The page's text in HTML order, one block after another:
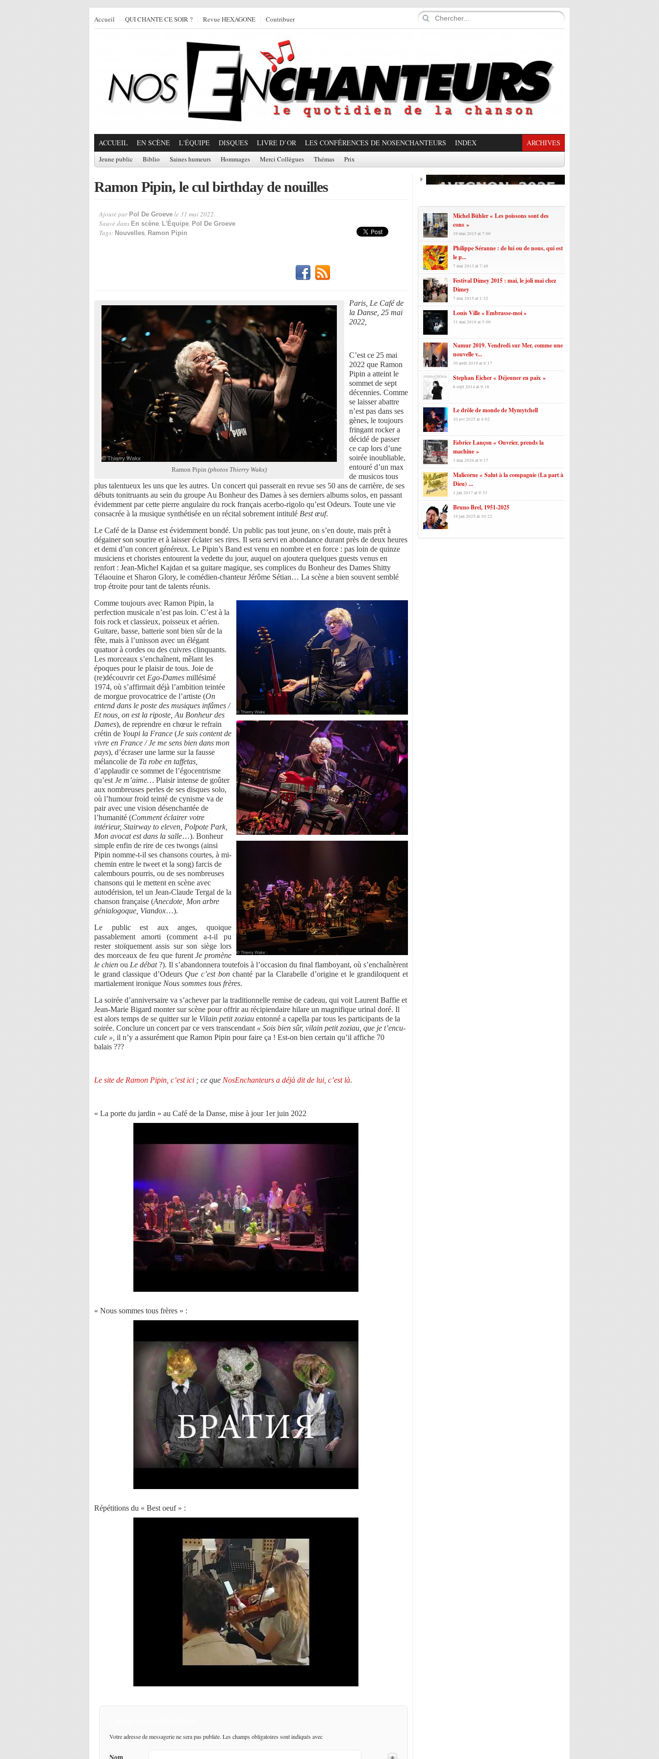
Accueil QUI CHANTE CE SOIR ? Revue HEXAGONE Contribuer
ACCUEIL EN SCÈNE L'ÉQUIPE DISQUES LIVRE D’OR LES CONFÉRENCES DE NOSENCHANTEURS INDEX ARCHIVES
Jeune public Biblio Saines humeurs Hommages Merci Collègues Thémas Prix
Ramon Pipin, le cul birthday de nouilles
Ajouté par Pol De Groeve le 31 mai 2022.
Sauvé dans En scène, L'Équipe, Pol De Groeve
Tags: Nouvelles, Ramon Pipin
Ramon Pipin (photos Thierry Wakx)
Paris, Le Café de
la Danse, 25 mai
2022,
C’est ce 25 mai
2022 que Ramon
Pipin a atteint le
sommet de sept
décennies. Comme
se laisser abattre
n’est pas dans ses
gènes, le toujours
fringant rocker a
décidé de passer
ce cap lors d’une
soirée inoubliable,
entouré d’un max
de musicos tous
plus talentueux les uns que les autres. Un concert qui passerait en revue ses 50 ans de carrière, de ses
débuts tonitruants au sein du groupe Au Bonheur des Dames à ses derniers albums solos, en passant
évidemment par cette pierre angulaire du rock français acerbo-rigolo qu’est Odeurs. Toute une vie
consacrée à la musique synthétisée en un récital sobrement intitulé Best œuf.
Le Café de la Danse est évidemment bondé. Un public pas tout jeune, on s’en doute, mais prêt à
dégainer son sourire et à laisser éclater ses rires. Il sera servi en abondance durant près de deux heures
et demi d’un concert généreux. Le Pipin’s Band est venu en nombre et en force : pas loin de quinze
musiciens et choristes entourent la vedette du jour, auquel on ajoutera quelques guests venus en
renfort : Jean-Michel Kajdan et sa guitare magique, ses complices du Bonheur des Dames Shitty
Télaouine et Sharon Glory, le comédien-chanteur Jérôme Sétian… La scène a bien souvent semblé
trop étroite pour tant de talents réunis.
Comme toujours avec Ramon Pipin, la
perfection musicale n’est pas loin. C’est à la
fois rock et classieux, poisseux et aérien.
Guitare, basse, batterie sont bien sûr de la
fête, mais à l’unisson avec un élégant
quatuor à cordes ou des cuivres clinquants.
Les morceaux s’enchaînent, mêlant les
époques pour le plaisir de tous. Joie de
(re)découvrir cet Ego-Dames millésimé
1974, où s’affirmait déjà l’ambition teintée
de morgue provocatrice de l’artiste (On
entend dans le poste des musiques infâmes /
Et nous, on est la riposte, Au Bonheur des
Dames), de reprendre en chœur le refrain
crétin de Youpi la France (Je suis content de
vivre en France / Je me sens bien dans mon
pays), d’écraser une larme sur la fausse
mélancolie de Ta robe en taffetas,
d’applaudir ce sommet de l’égocentrisme
qu’est Je m’aime… Plaisir intense de goûter
aux nombreuses perles de ses disques solo,
où l’humour froid teinté de cynisme va de
pair avec une vision désenchantée de
l’humanité (Comment éclairer votre
intérieur, Stairway to eleven, Polpote Park,
Mon avocat est dans la salle…). Bonheur
simple enfin de rire de ces twongs (ainsi
Pipin nomme-t-il ses chansons courtes, à mi-
chemin entre le tweet et la song) farcis de
calembours pourris, ou de ses nombreuses
chansons qui le mettent en scène avec
autodérision, tel un Jean-Claude Tergal de la
chanson française (Anecdote, Mon arbre
génialogoque, Viandox…).
Le public est aux anges, quoique
passablement amorti (comment a-t-il pu
rester stoïquement assis sur son siège lors
des morceaux de feu que furentJe promène
le chien ou Le débat?). Il s’abandonnera toutefois à l’occasion du final flamboyant, où s’enchaînèrent
le grand classique d’Odeurs Que c’est bonchanté par la Clarabelle d’origine et le grandiloquent et
martialement ironique Nous sommes tous frères.
La soirée d’anniversaire va s’achever par la traditionnelle remise de cadeau, qui voit Laurent Baffie et
Jean-Marie Bigard monter sur scène pour offrir au récipiendaire hilare un magnifique urinal doré. Il
est alors temps de se quitter sur le Vilain petit zoziau entonné a capella par tous les participants de la
soirée. Conclure un concert par ce vers transcendant « Sois bien sûr, vilain petit zoziau, que je t’encu-
cule », il n’y a assurément que Ramon Pipin pour faire ça ! Est-on bien certain qu’il affiche 70
balais ???
Le site de Ramon Pipin, c’est ici ; ce que NosEnchanteurs a déjà dit de lui, c’est là.
« La porte du jardin » au Café de la Danse, mise à jour 1er juin 2022
« Nous sommes tous frères » :
Répétitions du « Best oeuf » :
Votre adresse de messagerie ne sera pas publiée. Les champs obligatoires sont indiqués avec
Nom
Michel Bühler « Les poissons sont des
cons »
19 mai 2015 at 7:00
Philippe Séranne : de lui ou de nous, qui est
le p...
7 mai 2013 at 7:48
Festival Dimey 2015 : mai, le joli mai chez
Dimey
7 mai 2015 at 1:32
Louis Ville « Embrasse-moi »
31 mai 2018 at 5:00
Namur 2019. Vendredi sur Mer, comme une
nouvelle v...
30 août 2019 at 8:17
Stephan Eicher « Déjeuner en paix »
6 sept 2014 at 9:16
Le drôle de monde de Mymytchell
10 avr 2025 at 4:02
Fabrice Lançon « Ouvrier, prends la
machine »
1 mai 2026 at 9:17
Malicorne « Salut à la compagnie (La part à
Dieu) ...
1 jan 2017 at 9:33
Bruno Brel, 1951-2025
19 jan 2025 at 10:22